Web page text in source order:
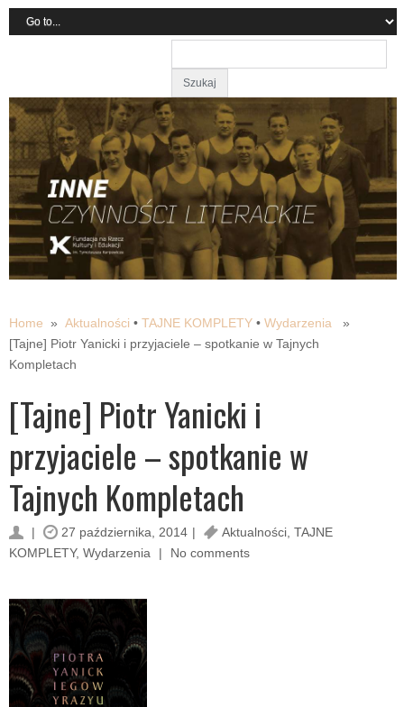
Home » Aktualności • TAJNE KOMPLETY• Wydarzenia »
[Tajne] Piotr Yanicki i przyjaciele – spotkanie w Tajnych
Kompletach
[Tajne] Piotr Yanicki i
przyjaciele – spotkanie w
Tajnych Kompletach
27 października, 2014 Aktualności, TAJNE
KOMPLETY, Wydarzenia No comments